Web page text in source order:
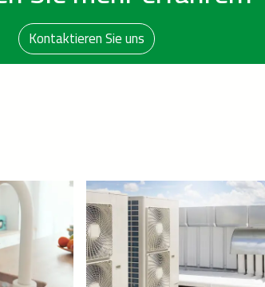
Kontaktieren Sie uns